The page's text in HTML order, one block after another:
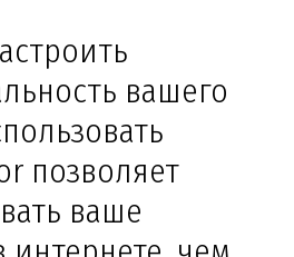
вашего
позволяет
ваше